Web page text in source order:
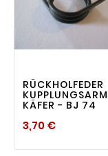
 visibility
RÜCKHOLFEDER
KUPPLUNGSARM
KÄFER - BJ 74
3,70 €Preis